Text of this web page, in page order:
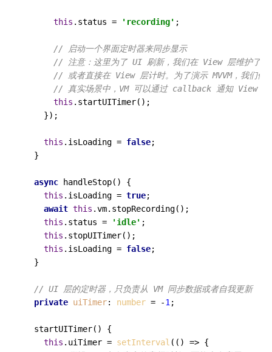
this . status = 'recording' ;
// 启动一个界面定时器来同步显示
// 注意：这里为了 UI 刷新，我们在 View 层维护了一
// 或者直接在 View 层计时。为了演示 MVVM，我们假
// 真实场景中，VM 可以通过 callback 通知 View 更
this . startUITimer();
    });
this . isLoading = false;
  }
async handleStop( ) {
this . isLoading = true;
await this .vm. stopRecording();
this . status = 'idle' ;
this . stopUITimer();
this . isLoading = false;
  }
// UI 层的定时器，只负责从 VM 同步数据或者自我更新
private uiTimer: number = -1 ;
startUITimer( ) {
this . uiTimer = setInterval ( () => {